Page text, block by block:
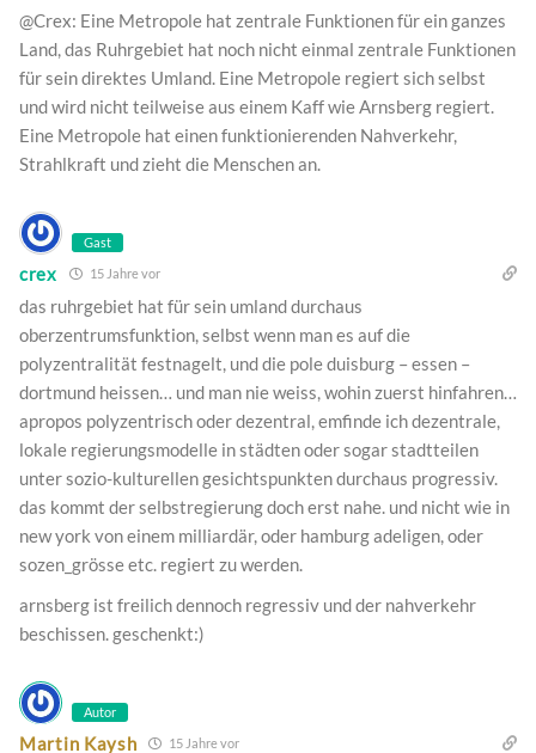
@Crex: Eine Metropole hat zentrale Funktionen für ein ganzes
Land, das Ruhrgebiet hat noch nicht einmal zentrale Funktionen
für sein direktes Umland. Eine Metropole regiert sich selbst
und wird nicht teilweise aus einem Kaff wie Arnsberg regiert.
Eine Metropole hat einen funktionierenden Nahverkehr,
Strahlkraft und zieht die Menschen an.
Gast
crex 15 Jahre vor
das ruhrgebiet hat für sein umland durchaus
oberzentrumsfunktion, selbst wenn man es auf die
polyzentralität festnagelt, und die pole duisburg – essen –
dortmund heissen… und man nie weiss, wohin zuerst hinfahren…
apropos polyzentrisch oder dezentral, emfinde ich dezentrale,
lokale regierungsmodelle in städten oder sogar stadtteilen
unter sozio-kulturellen gesichtspunkten durchaus progressiv.
das kommt der selbstregierung doch erst nahe. und nicht wie in
new york von einem milliardär, oder hamburg adeligen, oder
sozen_grösse etc. regiert zu werden.
arnsberg ist freilich dennoch regressiv und der nahverkehr
beschissen. geschenkt:)
Autor
Martin Kaysh 15 Jahre vor